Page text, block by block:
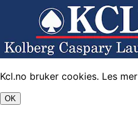
Kcl.no bruker cookies. Les mer
OK